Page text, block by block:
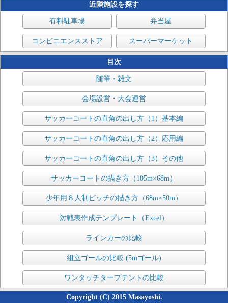
近隣施設を探す
有料駐車場 弁当屋
コンビニエンスストア スーパーマーケット
目次
随筆・雑文
会場設営・大会運営
サッカーコートの直角の出し方（1）基本編
サッカーコートの直角の出し方（2）応用編
サッカーコートの直角の出し方（3）その他
サッカーコートの描き方（105m×68m）
少年用８人制ピッチの描き方（68m×50m）
対戦表作成テンプレート（Excel）
ラインカーの比較
組立ゴールの比較 (5mゴール)
ワンタッチタープテントの比較
Copyright (C) 2015 Masayoshi.